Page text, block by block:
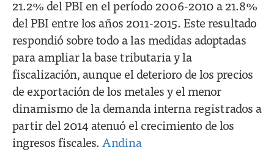
21.2% del PBI en el período 2006-2010 a 21.8%
del PBI entre los años 2011-2015. Este resultado
respondió sobre todo a las medidas adoptadas
para ampliar la base tributaria y la
fiscalización, aunque el deterioro de los precios
de exportación de los metales y el menor
dinamismo de la demanda interna registrados a
partir del 2014 atenuó el crecimiento de los
ingresos fiscales. Andina